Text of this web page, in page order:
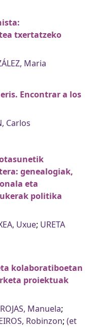
txertatzeko
Maria
Encontrar a los
Carlos
genealogiak,
eta
politika
Uxue; URETA
kolaboratiboetan
proiektuak
Manuela;
Robinzon; (et